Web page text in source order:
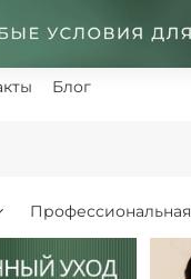
Блог